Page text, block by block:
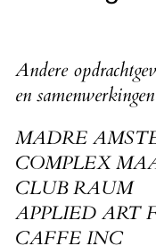
Andere
en samenwerkingen
MADRE
COMPLEX
CLUB RAUM
APPLIED ART
CAFFE INC